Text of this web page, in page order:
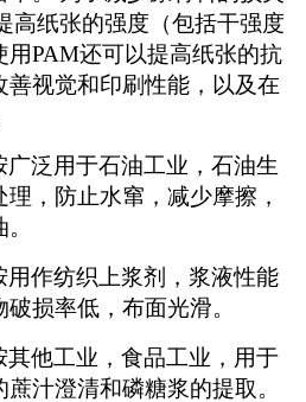
高纸张的强度（包括干强度
用PAM还可以提高纸张的抗
视觉和印刷性能，以及在
泛用于石油工业，石油生
，防止水窜，减少摩擦，
用作纺织上浆剂，浆液性能
损率低，布面光滑。
其他工业，食品工业，用于
汁澄清和磷糖浆的提取。